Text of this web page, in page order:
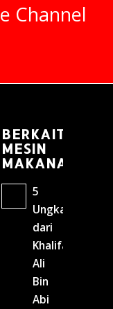
Channel
BERKAITAN
MESIN
MAKANAN
5
Ungkapan
dari
Khalifah
Ali
Bin
Abi